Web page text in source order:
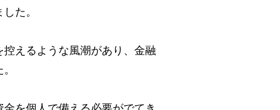
た。
えるような風潮があり、金融
を個人で備える必要がでてき